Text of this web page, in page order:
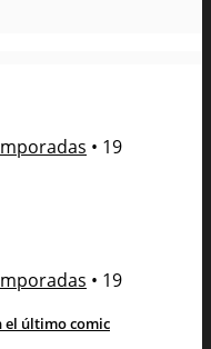
• 19
• 19
el último comic